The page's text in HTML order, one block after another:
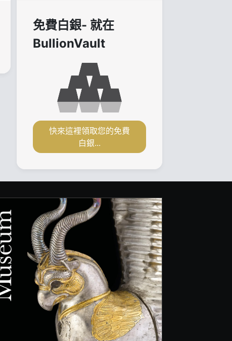
免費白銀- 就在
BullionVault
快來這裡領取您的免費
白銀...